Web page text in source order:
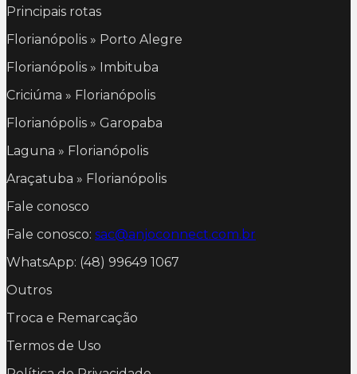
Principais rotas
Florianópolis » Porto Alegre
Florianópolis » Imbituba
Criciúma » Florianópolis
Florianópolis » Garopaba
Laguna » Florianópolis
Araçatuba » Florianópolis
Fale conosco
Fale conosco: sac@anjoconnect.com.br
WhatsApp: (48) 99649 1067
Outros
Troca e Remarcação
Termos de Uso